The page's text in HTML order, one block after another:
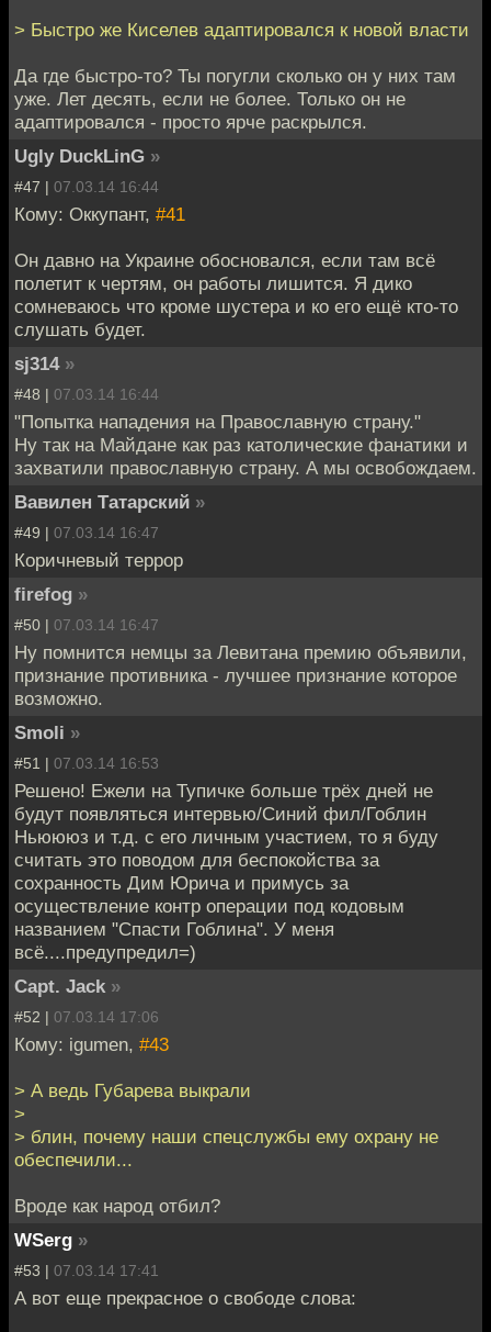
> Быстро же Киселев адаптировался к новой власти
Да где быстро-то? Ты погугли сколько он у них там
уже. Лет десять, если не более. Только он не
адаптировался - просто ярче раскрылся.
Ugly DuckLinG »
#47 | 07.03.14 16:44
Кому: Оккупант, #41
Он давно на Украине обосновался, если там всё
полетит к чертям, он работы лишится. Я дико
сомневаюсь что кроме шустера и ко его ещё кто-то
слушать будет.
sj314 »
#48 | 07.03.14 16:44
"Попытка нападения на Православную страну."
Ну так на Майдане как раз католические фанатики и
захватили православную страну. А мы освобождаем.
Вавилен Татарский »
#49 | 07.03.14 16:47
Коричневый террор
firefog »
#50 | 07.03.14 16:47
Ну помнится немцы за Левитана премию объявили,
признание противника - лучшее признание которое
возможно.
Smoli »
#51 | 07.03.14 16:53
Решено! Ежели на Тупичке больше трёх дней не
будут появляться интервью/Синий фил/Гоблин
Ньюююз и т.д. с его личным участием, то я буду
считать это поводом для беспокойства за
сохранность Дим Юрича и примусь за
осуществление контр операции под кодовым
названием "Спасти Гоблина". У меня
всё....предупредил=)
Capt. Jack »
#52 | 07.03.14 17:06
Кому: igumen, #43
> А ведь Губарева выкрали
>
> блин, почему наши спецслужбы ему охрану не
обеспечили...
Вроде как народ отбил?
WSerg »
#53 | 07.03.14 17:41
А вот еще прекрасное о свободе слова: